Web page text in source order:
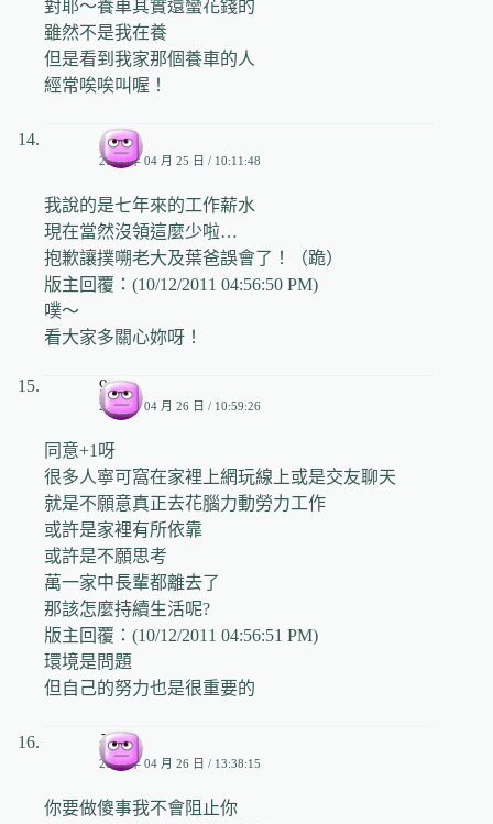
對耶～養車其實還蠻花錢的
雖然不是我在養
但是看到我家那個養車的人
經常唉唉叫喔！
小兒
2009 年 04 月 25 日 / 10:11:48
我說的是七年來的工作薪水
現在當然沒領這麼少啦…
抱歉讓撲嗍老大及葉爸誤會了！（跪）
版主回覆：(10/12/2011 04:56:50 PM)
噗～
看大家多關心妳呀！
959
2009 年 04 月 26 日 / 10:59:26
同意+1呀
很多人寧可窩在家裡上網玩線上或是交友聊天
就是不願意真正去花腦力動勞力工作
或許是家裡有所依靠
或許是不願思考
萬一家中長輩都離去了
那該怎麼持續生活呢?
版主回覆：(10/12/2011 04:56:51 PM)
環境是問題
但自己的努力也是很重要的
子逸
2009 年 04 月 26 日 / 13:38:15
你要做傻事我不會阻止你